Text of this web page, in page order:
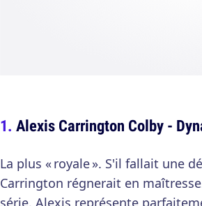
Alexis Carrington Colby -
La plus « royale ». S'il fallait une
Carrington régnerait en
série, Alexis représente